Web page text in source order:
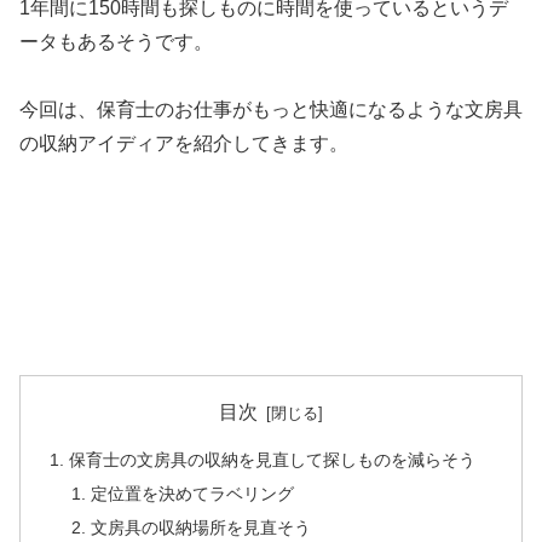
1年間に150時間も探しものに時間を使っているというデ
ータもあるそうです。
今回は、保育士のお仕事がもっと快適になるような文房具
の収納アイディアを紹介してきます。
目次
保育士の文房具の収納を見直して探しものを減らそう
定位置を決めてラベリング
文房具の収納場所を見直そう